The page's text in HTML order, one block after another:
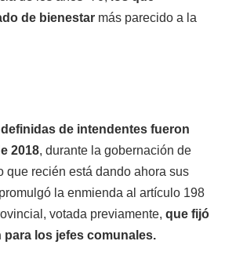
de bienestar más parecido a la
de intendentes fueron
2018, durante la gobernación de
que recién está dando ahora sus
la enmienda al artículo 198
votada previamente, que fijó
para los jefes comunales.